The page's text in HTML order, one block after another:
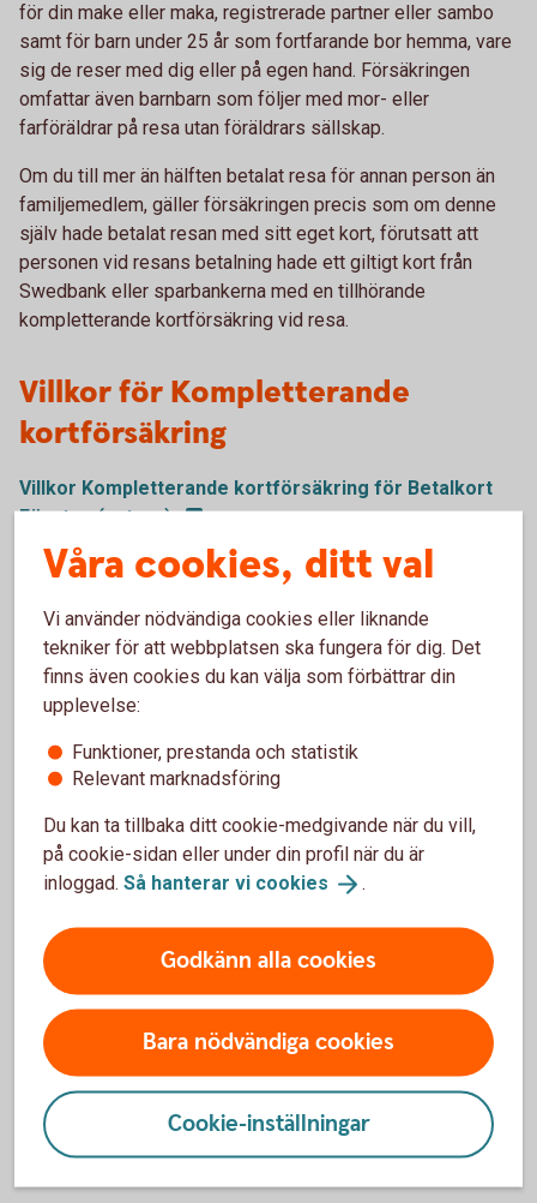
för din make eller maka, registrerade partner eller sambo
samt för barn under 25 år som fortfarande bor hemma, vare
sig de reser med dig eller på egen hand. Försäkringen
omfattar även barnbarn som följer med mor- eller
farföräldrar på resa utan föräldrars sällskap.
Om du till mer än hälften betalat resa för annan person än
familjemedlem, gäller försäkringen precis som om denne
själv hade betalat resan med sitt eget kort, förutsatt att
personen vid resans betalning hade ett giltigt kort från
Swedbank eller sparbankerna med en tillhörande
kompletterande kortförsäkring vid resa.
Villkor för Kompletterande
kortförsäkring
Villkor Kompletterande kortförsäkring för Betalkort
Företag(extern)
Kontaktuppgifter till Trygg-Hansa
och skadeanmälan för Betalkort
Företag
kan göra skadeanmälan för Betalkort Företag på deras
webbplats.
Skadeanmälan via webbplats(trygghansa.se)
Övriga frågor
Mejl
kort@trygghansa.se
Telefon
Våra cookies, ditt val
Vi använder nödvändiga cookies eller liknande
tekniker för att webbplatsen ska fungera för dig. Det
finns även cookies du kan välja som förbättrar din
upplevelse:
Funktioner, prestanda och statistik
Relevant marknadsföring
Du kan ta tillbaka ditt cookie-medgivande när du vill,
på cookie-sidan eller under din profil när du är
inloggad. Så hanterar vi cookies .
Godkänn alla cookies
Bara nödvändiga cookies
Cookie-inställningar